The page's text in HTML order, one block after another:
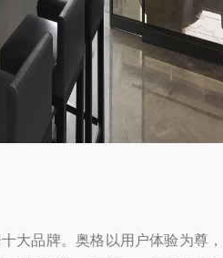
大品牌。奥格以用户体验为尊，